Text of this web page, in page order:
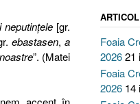
neputinţele [gr.
ebastasen,a
”. (Matei
Foaia
202621
Foaia
2026 14